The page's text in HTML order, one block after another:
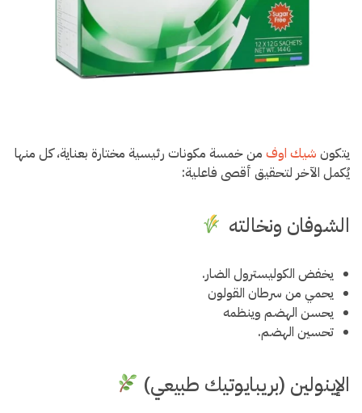
يتكون شيك اوف من خمسة مكونات رئيسية مختارة بعناية، كل منها
يُكمل الآخر لتحقيق أقصى فاعلية:
الشوفان ونخالته
يخفض الكوليسترول الضار.
يحمي من سرطان القولون
يحسن الهضم وينظمه
تحسين الهضم.
الإينولين (بريبايوتيك طبيعي)